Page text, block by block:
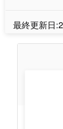
最終更新日